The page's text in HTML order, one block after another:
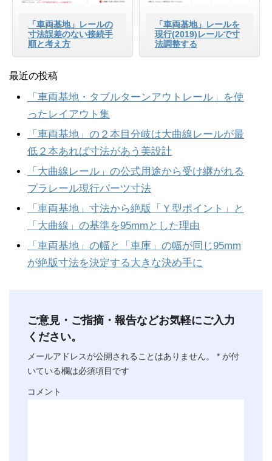
「車両基地」レールの
寸法誤差のない接続手
順と考え方
「車両基地」レールを
現行(2019)レールで寸
法調整する
最近の投稿
「車両基地・タブルターンアウトレール」を使
ったレイアウト集
「車両基地」の２本目分岐は大曲線レールが最
低２本あれば寸法があう美設計
「大曲線レール」の公式用途から受け継がれる
プラレール現行パーツ寸法
「車両基地」寸法から絶版「Ｙ型ポイント」と
「大曲線」の基準を95mmとした理由
「車両基地」の幅と「車庫」の幅が同じ95mm
が絶版寸法を決定する大きな決め手に
ご意見・ご指摘・報告などお気軽にご入力
ください。
メールアドレスが公開されることはありません。 * が付
いている欄は必須項目です
コメント